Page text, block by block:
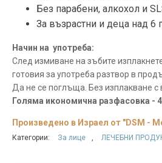
Без парабени, алкохол и
За възрастни и деца над 6
Начин на употреба:
След измиване на зъбите
готовия за употреба разтвор в
Да не се поглъща. Без изплакване с
Голяма икономична разфасовка -
Произведено в Израел от "DSM -
Категории: За лице , ЛЕЧЕБНИ